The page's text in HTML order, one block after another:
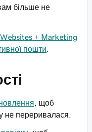
вам більше не
Websites + Marketing
пошти
, щоб
не переривалася.